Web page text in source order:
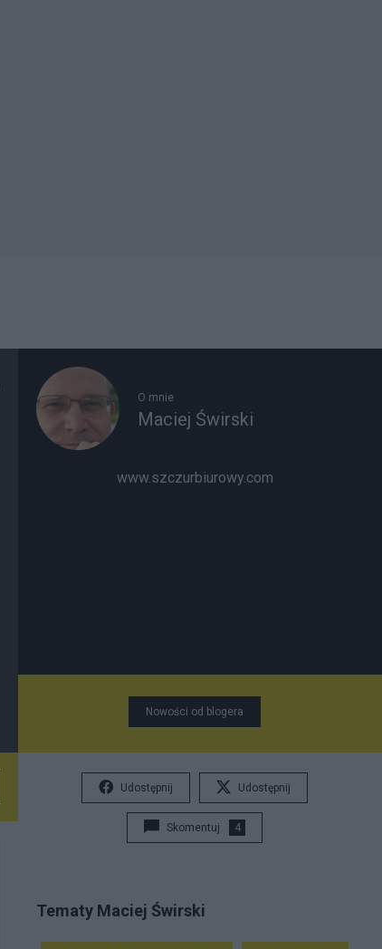
O mnie
Maciej Świrski
www.szczurbiurowy.com
Nowości od blogera
Udostępnij Udostępnij
Skomentuj 4
Tematy Maciej Świrski